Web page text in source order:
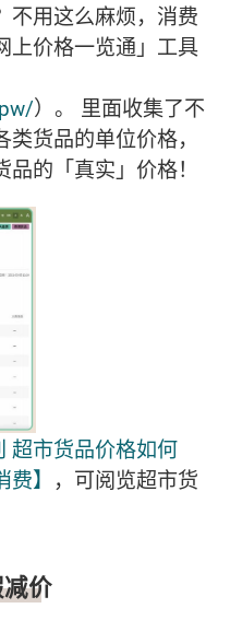
不用这么麻烦，消费
上价格一览通」工具
）。 里面收集了不
货品的单位价格，
的「真实」价格！
超市货品价格如何
】
，可阅览超市货
价